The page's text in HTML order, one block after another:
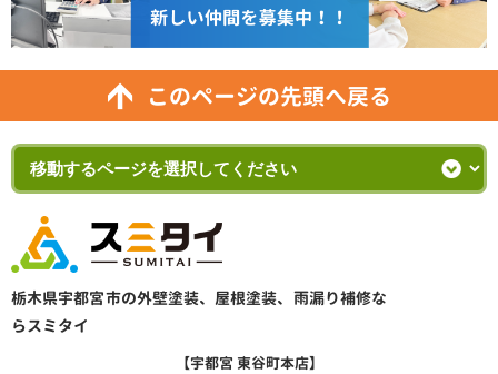
このページの先頭へ戻る
栃木県宇都宮市の外壁塗装、屋根塗装、雨漏り補修な
らスミタイ
【宇都宮 東谷町本店】